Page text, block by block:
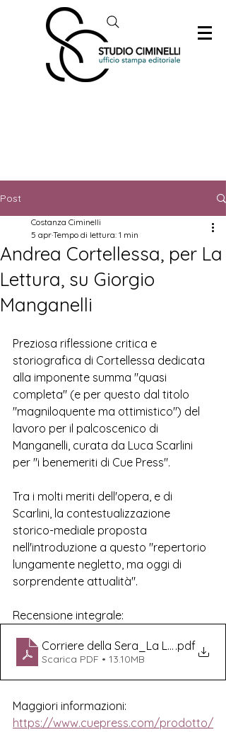
Post
Andrea Cortellessa, per La
Lettura, su Giorgio
Manganelli
Costanza Ciminelli
5 aprTempo di lettura: 1 min
Preziosa riflessione critica e
storiografica di Cortellessa dedicata
alla imponente summa "quasi
completa" (e per questo dal titolo
"magniloquente ma ottimistico") del
lavoro per il palcoscenico di
Manganelli, curata da Luca Scarlini
per "i benemeriti di Cue Press".
Tra i molti meriti dell'opera, e di
Scarlini, la contestualizzazione
storico-mediale proposta
nell'introduzione a questo "repertorio
lungamente negletto, ma oggi di
sorprendente attualità".
Recensione integrale:
Corriere della Sera_La Lettura_5
.pdf
Scarica PDF • 13.10MB
Maggiori informazioni:
https://www.cuepress.com/prodotto/